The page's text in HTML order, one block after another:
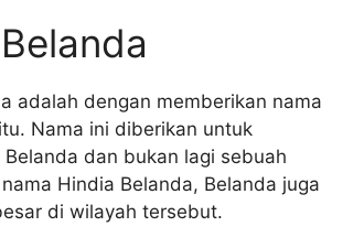
adalah dengan memberikan nama
Nama ini diberikan untuk
dan bukan lagi sebuah
Hindia Belanda, Belanda juga
di wilayah tersebut.